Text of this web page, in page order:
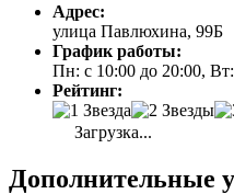
Адрес:
улица Павлюхина, 99Б
График работы:
Пн: с 10:00 до 20:00,
Рейтинг:
Загрузка...
Дополнительные